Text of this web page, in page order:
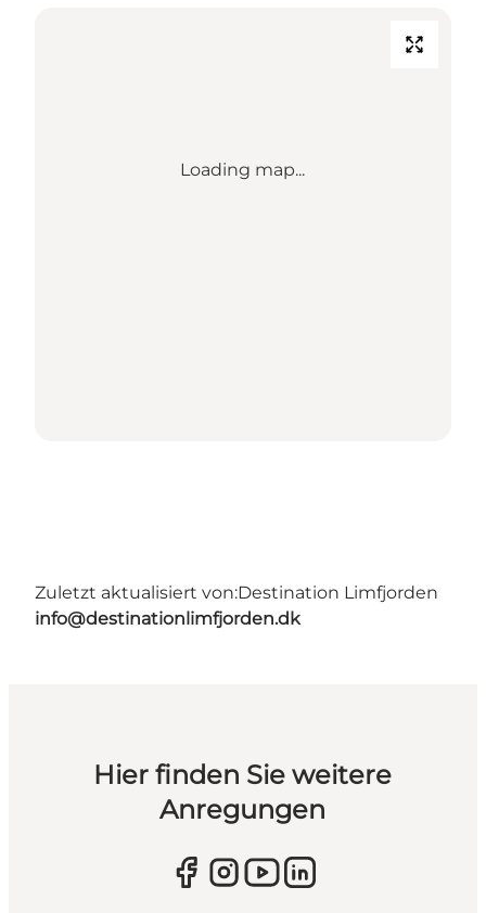
Loading map...
Zuletzt aktualisiert von:Destination Limfjorden
info@destinationlimfjorden.dk
Hier finden Sie weitere
Anregungen